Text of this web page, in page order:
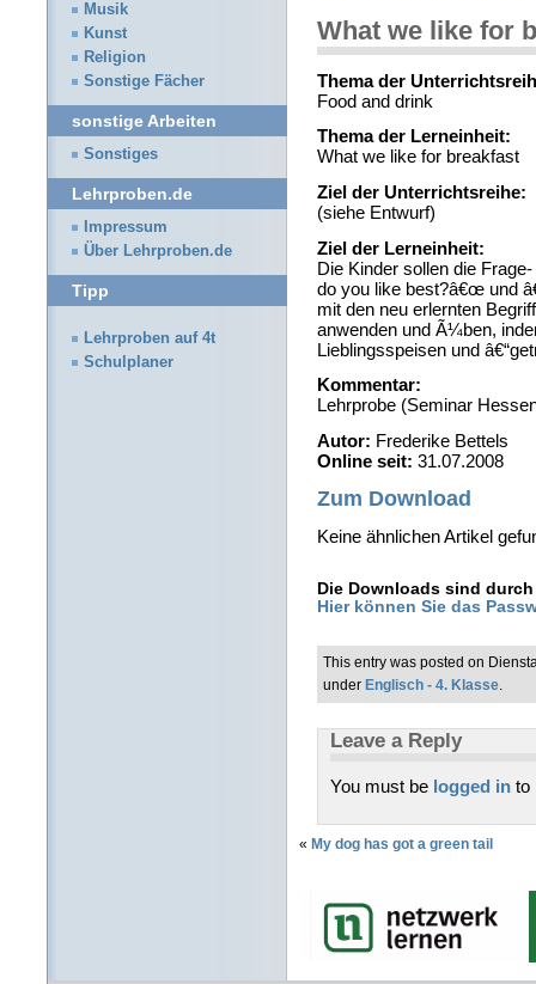
What we like for
Thema der
Food and drink
Thema der Lerneinheit:
What we like for breakfast
Ziel der Unterrichtsreihe:
(siehe Entwurf)
Ziel der Lerneinheit:
Die Kinder sollen die
do you like best?â€œ und
mit den neu erlernten
anwenden und Ã¼ben,
Lieblingsspeisen und
Kommentar:
Lehrprobe (Seminar
Autor: Frederike Bettels
Online seit: 31.07.2008
Zum Download
Keine ähnlichen Artikel
Die Downloads sind
Hier können Sie das
This entry was posted on
under Englisch - 4. Klasse.
Leave a Reply
You must be logged in to
« My dog has got a green tail
Musik
Kunst
Religion
Sonstige Fächer
sonstige Arbeiten
Sonstiges
Lehrproben.de
Impressum
Über Lehrproben.de
Tipp
Lehrproben auf 4t
Schulplaner